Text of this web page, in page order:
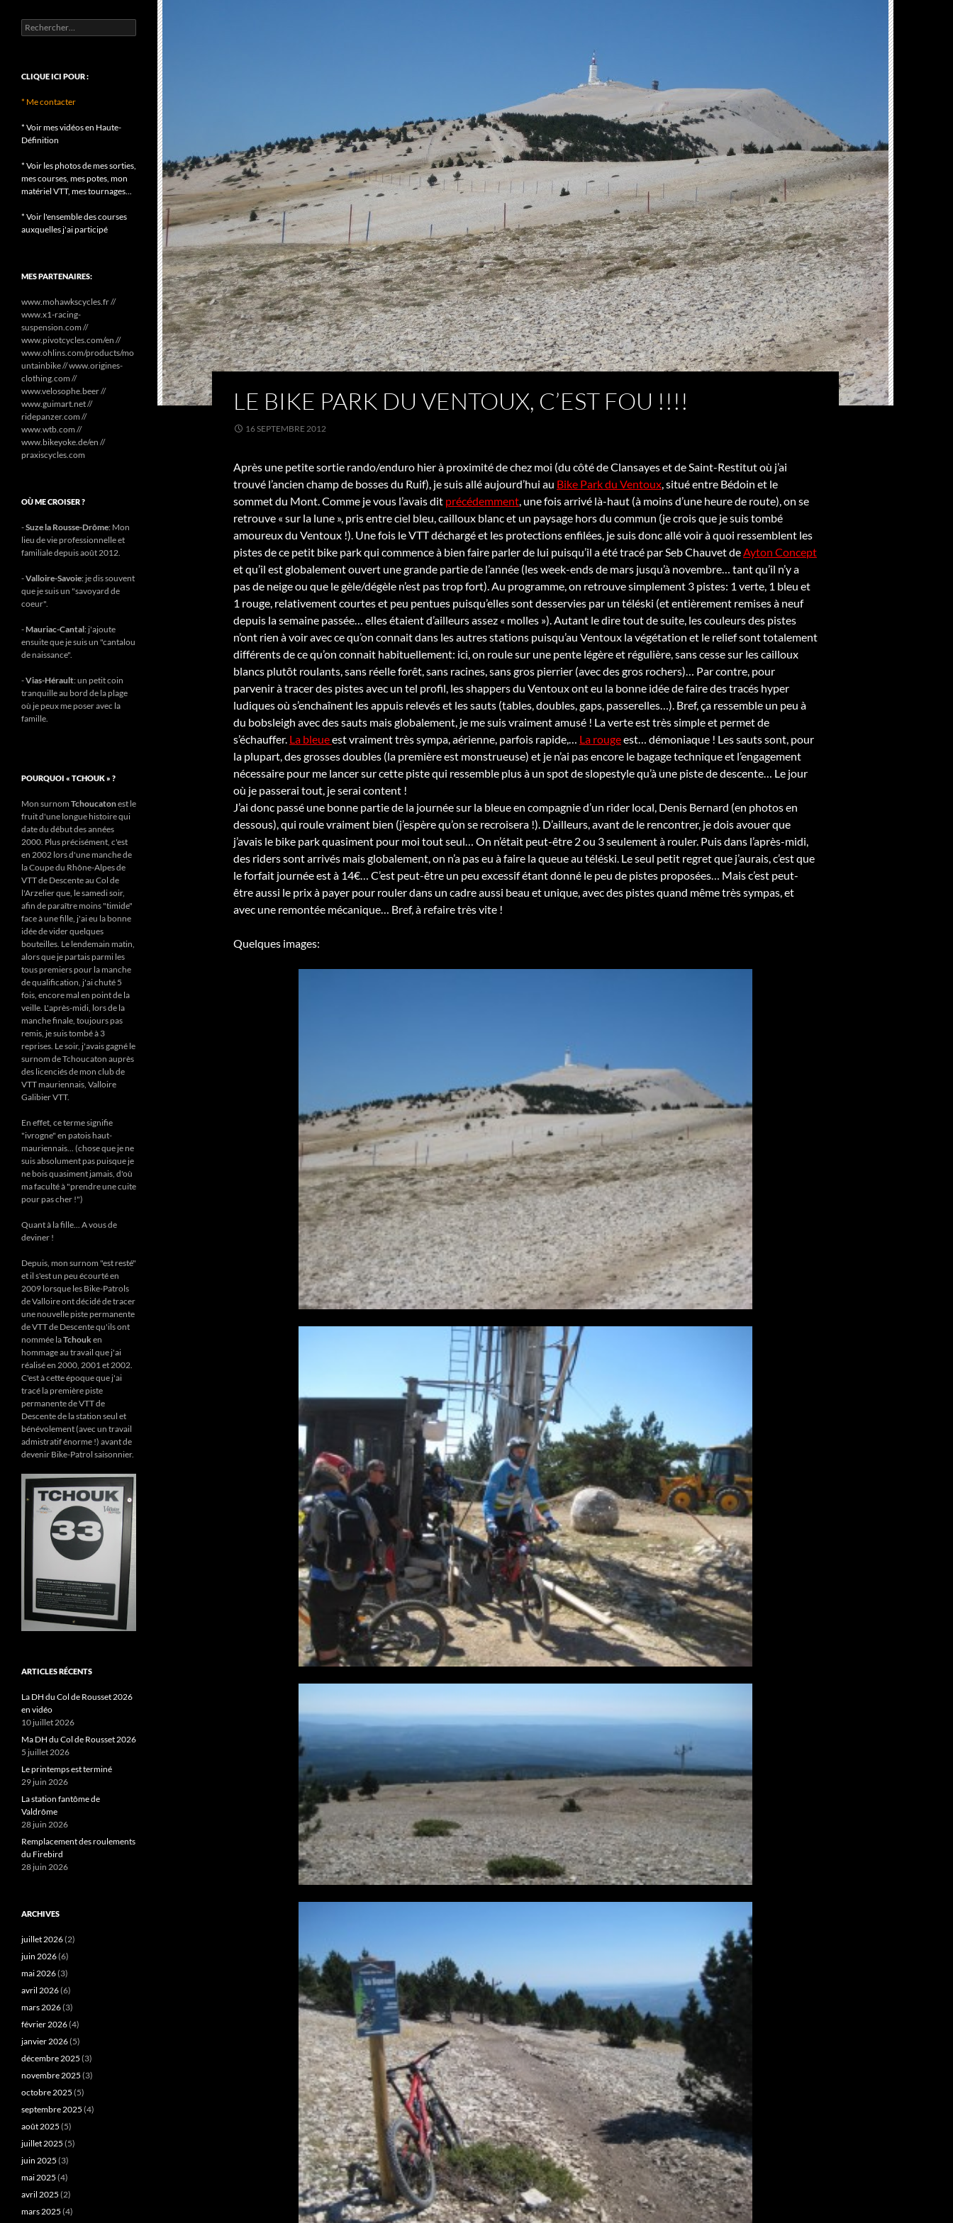
LE BIKE PARK DU VENTOUX, C’EST FOU !!!!
16 SEPTEMBRE 2012
Après une petite sortie rando/enduro hier à proximité de chez moi (du côté de Clansayes et de Saint-Restitut où j’ai
trouvé l’ancien champ de bosses du Ruif), je suis allé aujourd’hui au Bike Park du Ventoux, situé entre Bédoin et le
sommet du Mont. Comme je vous l’avais dit précédemment, une fois arrivé là-haut (à moins d’une heure de route), on se
retrouve « sur la lune », pris entre ciel bleu, cailloux blanc et un paysage hors du commun (je crois que je suis tombé
amoureux du Ventoux !). Une fois le VTT déchargé et les protections enfilées, je suis donc allé voir à quoi ressemblent les
pistes de ce petit bike park qui commence à bien faire parler de lui puisqu’il a été tracé par Seb Chauvet deAyton Concept
et qu’il est globalement ouvert une grande partie de l’année (les week-ends de mars jusqu’à novembre… tant qu’il n’y a
pas de neige ou que le gèle/dégèle n’est pas trop fort). Au programme, on retrouve simplement 3 pistes: 1 verte, 1 bleu et
1 rouge, relativement courtes et peu pentues puisqu’elles sont desservies par un téléski (et entièrement remises à neuf
depuis la semaine passée… elles étaient d’ailleurs assez « molles »). Autant le dire tout de suite, les couleurs des pistes
n’ont rien à voir avec ce qu’on connait dans les autres stations puisqu’au Ventoux la végétation et le relief sont totalement
différents de ce qu’on connait habituellement: ici, on roule sur une pente légère et régulière, sans cesse sur les cailloux
blancs plutôt roulants, sans réelle forêt, sans racines, sans gros pierrier (avec des gros rochers)… Par contre, pour
parvenir à tracer des pistes avec un tel profil, les shappers du Ventoux ont eu la bonne idée de faire des tracés hyper
ludiques où s’enchaînent les appuis relevés et les sauts (tables, doubles, gaps, passerelles…). Bref, ça ressemble un peu à
du bobsleigh avec des sauts mais globalement, je me suis vraiment amusé ! La verte est très simple et permet de
s’échauffer. La bleueest vraiment très sympa, aérienne, parfois rapide,… La rougeest… démoniaque ! Les sauts sont, pour
la plupart, des grosses doubles (la première est monstrueuse) et je n’ai pas encore le bagage technique et l’engagement
nécessaire pour me lancer sur cette piste qui ressemble plus à un spot de slopestyle qu’à une piste de descente… Le jour
où je passerai tout, je serai content !
J’ai donc passé une bonne partie de la journée sur la bleue en compagnie d’un rider local, Denis Bernard (en photos en
dessous), qui roule vraiment bien (j’espère qu’on se recroisera !). D’ailleurs, avant de le rencontrer, je dois avouer que
j’avais le bike park quasiment pour moi tout seul… On n’était peut-être 2 ou 3 seulement à rouler. Puis dans l’après-midi,
des riders sont arrivés mais globalement, on n’a pas eu à faire la queue au téléski. Le seul petit regret que j’aurais, c’est que
le forfait journée est à 14€… C’est peut-être un peu excessif étant donné le peu de pistes proposées… Mais c’est peut-
être aussi le prix à payer pour rouler dans un cadre aussi beau et unique, avec des pistes quand même très sympas, et
avec une remontée mécanique… Bref, à refaire très vite !
Quelques images:
Rechercher :
CLIQUE ICI POUR :
* Me contacter
* Voir mes vidéos en Haute-
Définition
* Voir les photos de mes sorties,
mes courses, mes potes, mon
matériel VTT, mes tournages...
* Voir l'ensemble des courses
auxquelles j'ai participé
MES PARTENAIRES:
www.mohawkscycles.fr //
www.x1-racing-
suspension.com //
www.pivotcycles.com/en //
www.ohlins.com/products/mo
untainbike // www.origines-
clothing.com //
www.velosophe.beer //
www.guimart.net //
ridepanzer.com //
www.wtb.com //
www.bikeyoke.de/en //
praxiscycles.com
OÙ ME CROISER ?
-Suze la Rousse-Drôme: Mon
lieu de vie professionnelle et
familiale depuis août 2012.
-Valloire-Savoie: je dis souvent
que je suis un "savoyard de
coeur".
- Mauriac-Cantal: j'ajoute
ensuite que je suis un "cantalou
de naissance".
-Vias-Hérault: un petit coin
tranquille au bord de la plage
où je peux me poser avec la
famille.
POURQUOI « TCHOUK » ?
Mon surnom Tchoucatonest le
fruit d'une longue histoire qui
date du début des années
2000. Plus précisément, c'est
en 2002 lors d'une manche de
la Coupe du Rhône-Alpes de
VTT de Descente au Col de
l'Arzelier que, le samedi soir,
afin de paraître moins "timide"
face à une fille, j'ai eu la bonne
idée de vider quelques
bouteilles. Le lendemain matin,
alors que je partais parmi les
tous premiers pour la manche
de qualification, j'ai chuté 5
fois, encore mal en point de la
veille. L'après-midi, lors de la
manche finale, toujours pas
remis, je suis tombé à 3
reprises. Le soir, j'avais gagné le
surnom de Tchoucaton auprès
des licenciés de mon club de
VTT mauriennais, Valloire
Galibier VTT.
En effet, ce terme signifie
"ivrogne" en patois haut-
mauriennais... (chose que je ne
suis absolument pas puisque je
ne bois quasiment jamais, d'où
ma faculté à "prendre une cuite
pour pas cher !")
Quant à la fille... A vous de
deviner !
Depuis, mon surnom "est resté"
et il s'est un peu écourté en
2009 lorsque les Bike-Patrols
de Valloire ont décidé de tracer
une nouvelle piste permanente
de VTT de Descente qu'ils ont
nommée laTchouken
hommage au travail que j'ai
réalisé en 2000, 2001 et 2002.
C'est à cette époque que j'ai
tracé la première piste
permanente de VTT de
Descente de la station seul et
bénévolement (avec un travail
admistratif énorme !) avant de
devenir Bike-Patrol saisonnier.
ARTICLES RÉCENTS
La DH du Col de Rousset 2026
en vidéo
10 juillet 2026
Ma DH du Col de Rousset 2026
5 juillet 2026
Le printemps est terminé
29 juin 2026
La station fantôme de
Valdrôme
28 juin 2026
Remplacement des roulements
du Firebird
28 juin 2026
ARCHIVES
juillet 2026(2)
juin 2026(6)
mai 2026(3)
avril 2026(6)
mars 2026(3)
février 2026(4)
janvier 2026(5)
décembre 2025 (3)
novembre 2025 (3)
octobre 2025 (5)
septembre 2025 (4)
août 2025 (5)
juillet 2025 (5)
juin 2025 (3)
mai 2025 (4)
avril 2025 (2)
mars 2025 (4)